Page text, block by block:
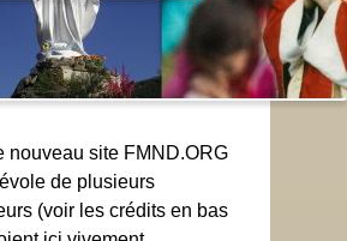
nouveau site FMND.ORG
de plusieurs
(voir les crédits en bas